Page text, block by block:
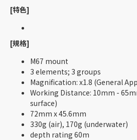
[特色]
[規格]
M67 mount
3 elements; 3 groups
Magnification: x1.8 (General
Working Distance: 10mm -
surface)
72mm x 45.6mm
330g (air), 170g (underwater)
depth rating 60m